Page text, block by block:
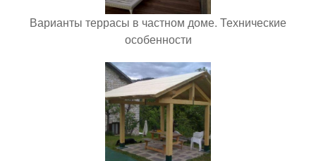
Варианты террасы в частном доме. Технические
особенности